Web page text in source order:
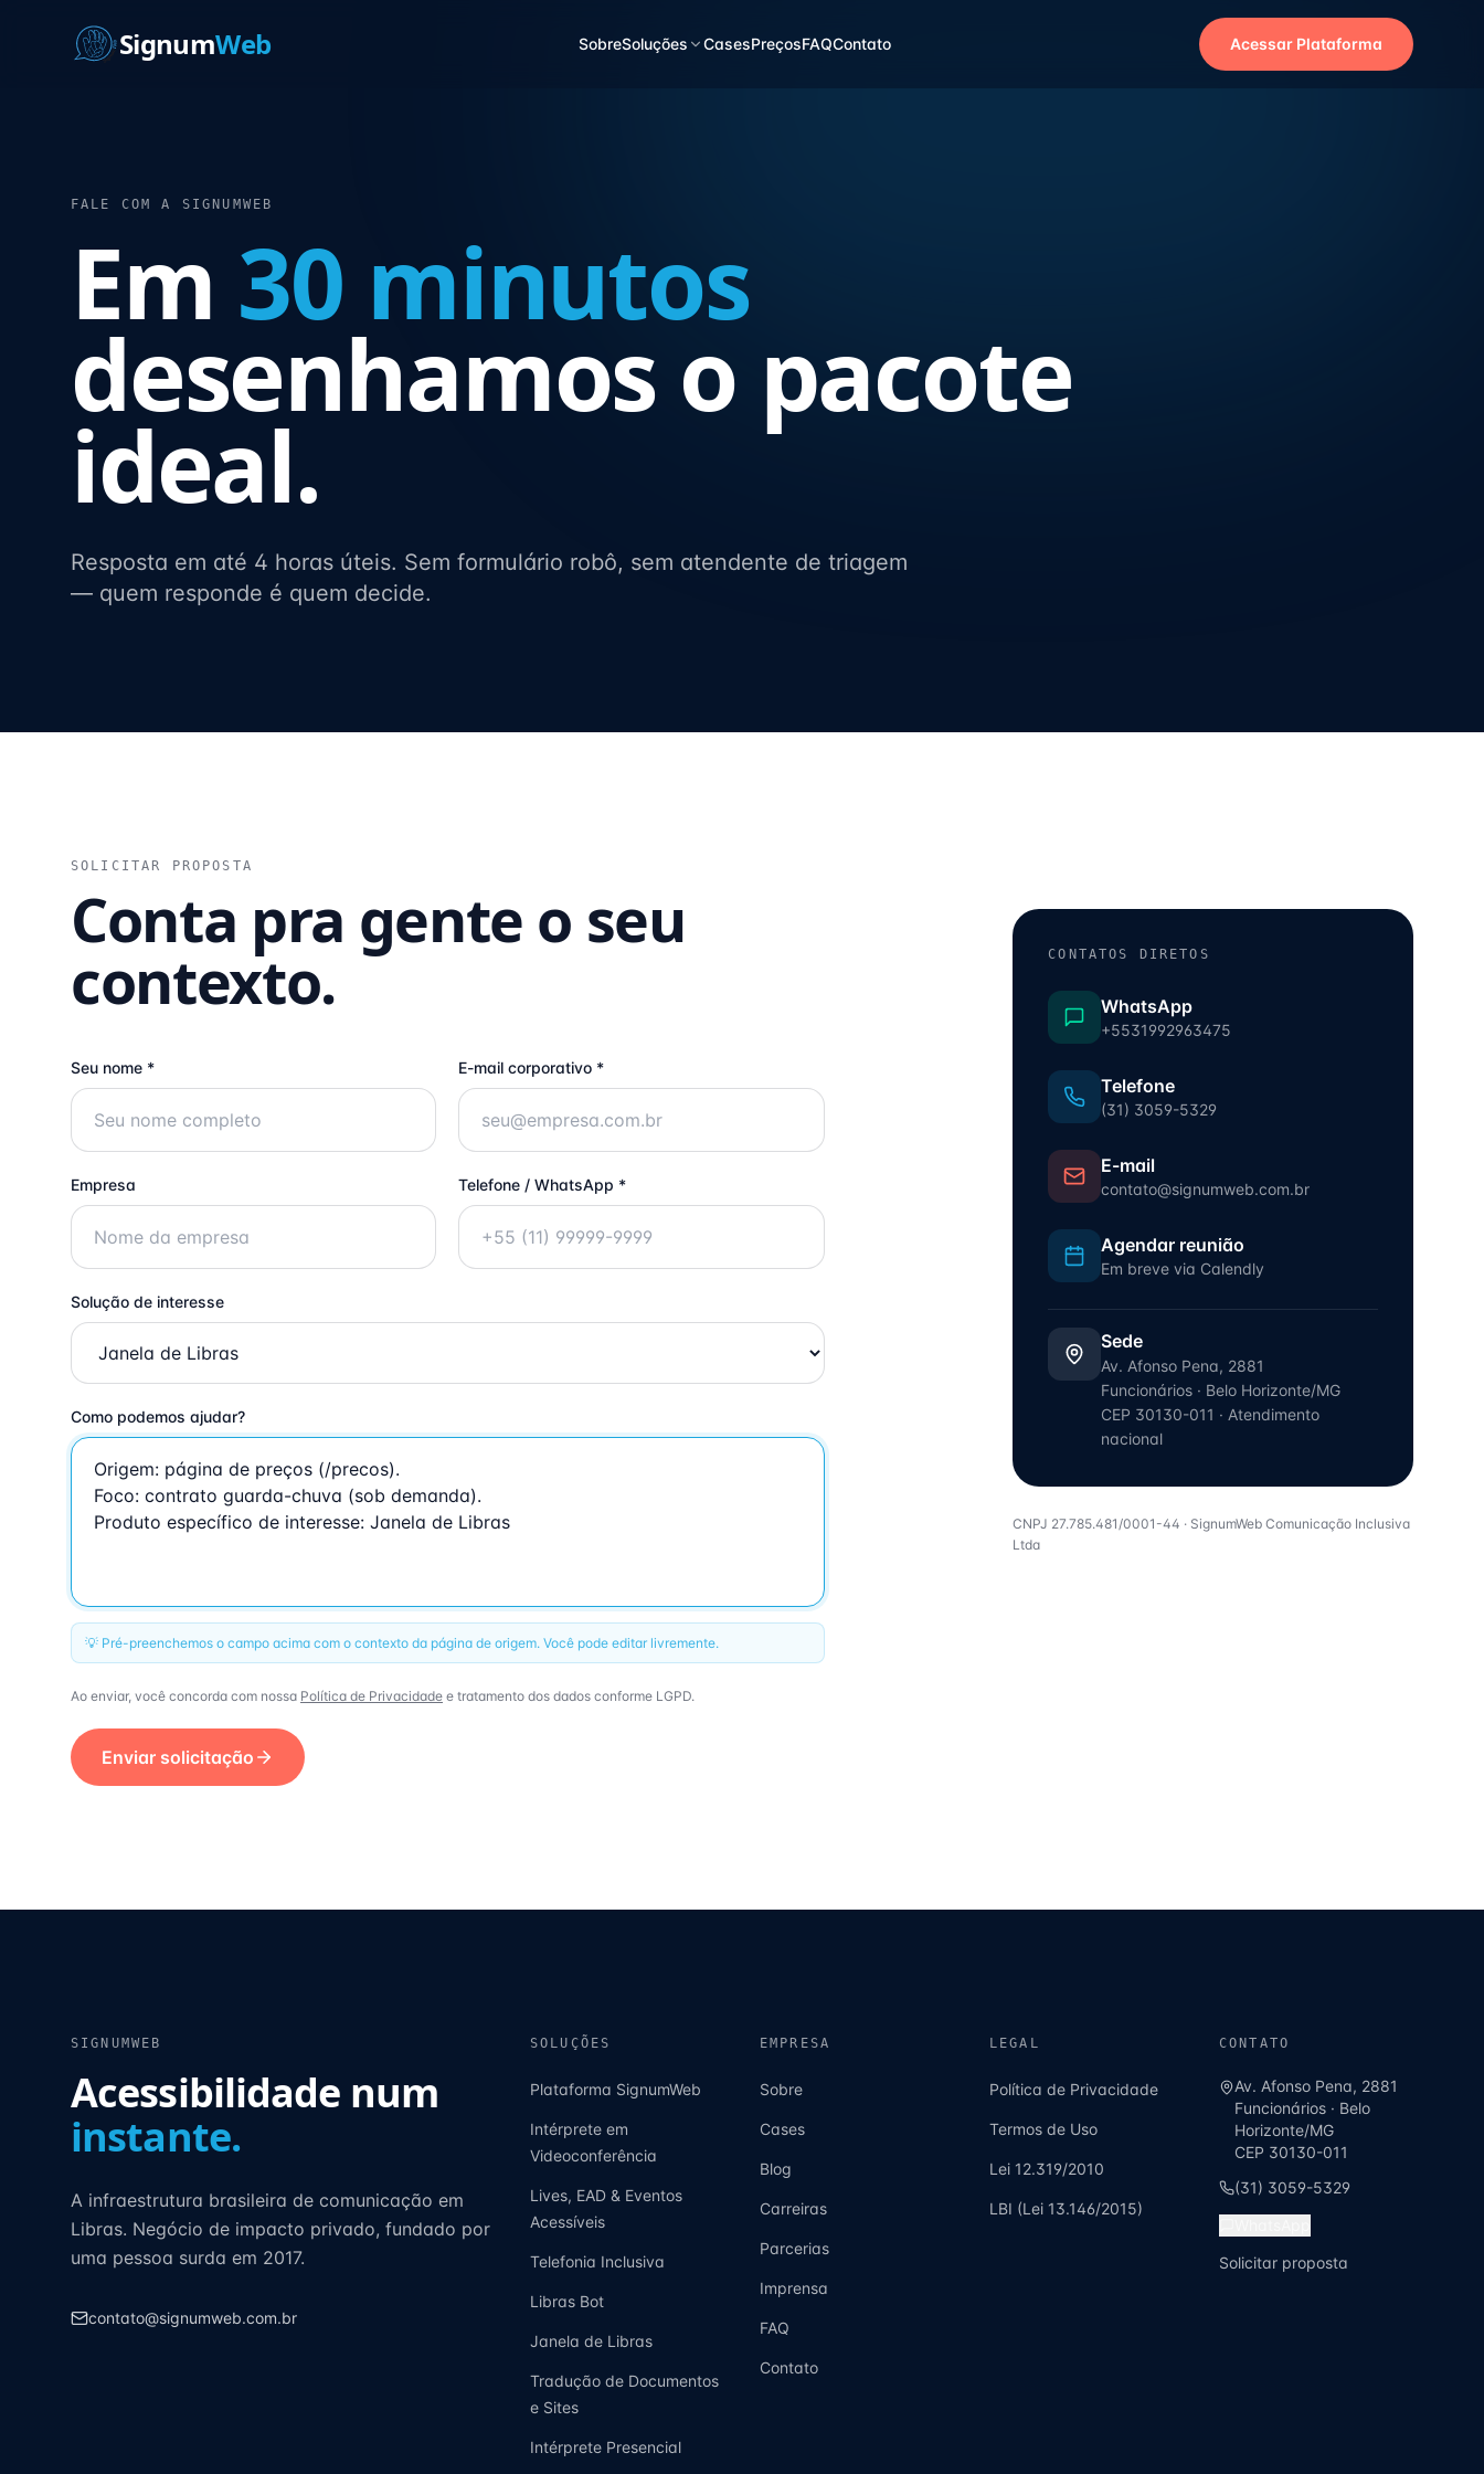
SignumWeb SobreSoluções CasesPreçosFAQContato Acessar Plataforma
FALE COM A SIGNUMWEB
Em 30 minutos
desenhamos o pacote
ideal.
Resposta em até 4 horas úteis. Sem formulário robô, sem atendente de triagem
— quem responde é quem decide.
SOLICITAR PROPOSTA
Conta pra gente o seu
contexto.
Seu nome * E-mail corporativo *
Empresa Telefone / WhatsApp *
Solução de interesse
Como podemos ajudar?
💡 Pré-preenchemos o campo acima com o contexto da página de origem. Você pode editar livremente.
Ao enviar, você concorda com nossa Política de Privacidade e tratamento dos dados conforme LGPD.
Enviar solicitação
CONTATOS DIRETOS
WhatsApp
+5531992963475
Telefone
(31) 3059-5329
E-mail
contato@signumweb.com.br
Agendar reunião
Em breve via Calendly
Sede
Av. Afonso Pena, 2881
Funcionários · Belo Horizonte/MG
CEP 30130-011 · Atendimento
nacional
CNPJ 27.785.481/0001-44 · SignumWeb Comunicação Inclusiva
Ltda
SIGNUMWEB
Acessibilidade num
instante.
A infraestrutura brasileira de comunicação em
Libras. Negócio de impacto privado, fundado por
uma pessoa surda em 2017.
contato@signumweb.com.br
SOLUÇÕES
Plataforma SignumWeb
Intérprete em
Videoconferência
Lives, EAD & Eventos
Acessíveis
Telefonia Inclusiva
Libras Bot
Janela de Libras
Tradução de Documentos
e Sites
Intérprete Presencial
EMPRESA
Sobre
Cases
Blog
Carreiras
Parcerias
Imprensa
FAQ
Contato
LEGAL
Política de Privacidade
Termos de Uso
Lei 12.319/2010
LBI (Lei 13.146/2015)
CONTATO
Av. Afonso Pena, 2881
Funcionários · Belo
Horizonte/MG
CEP 30130-011
(31) 3059-5329
Solicitar proposta